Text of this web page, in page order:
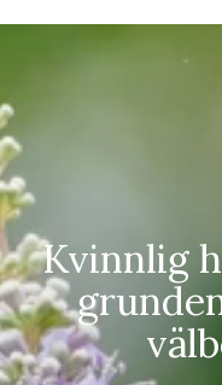
Kvinnlig